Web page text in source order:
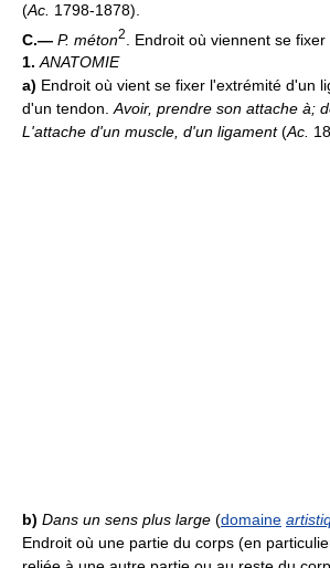
(Ac. 1798-1878).
C.— P. méton2
. Endroit où viennent se
1.ANATOMIE
a) Endroit où vient se fixer l'extrémité d'un
d'un tendon.Avoir, prendre son attache à;
L'attache d'un muscle, d'un ligament(Ac.
b) Dans un sens plus large (domaine
Endroit où une partie du corps (en